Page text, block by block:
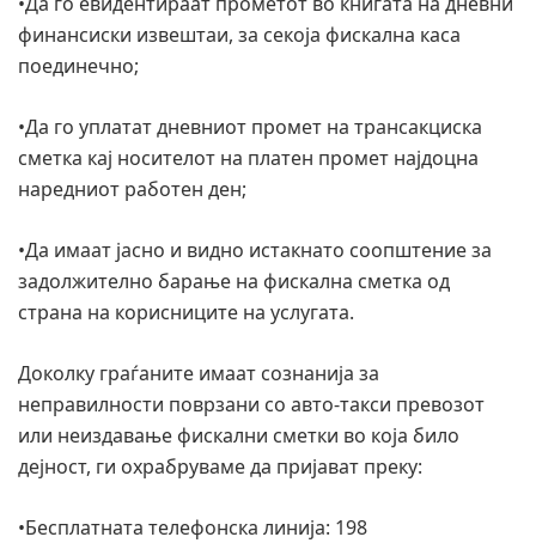
финансиски извештаи, за секоја фискална каса
поединечно;
•Да го уплатат дневниот промет на трансакциска
сметка кај носителот на платен промет најдоцна
наредниот работен ден;
•Да имаат јасно и видно истакнато соопштение за
задолжително барање на фискална сметка од
страна на корисниците на услугата.
Доколку граѓаните имаат сознанија за
неправилности поврзани со авто-такси превозот
или неиздавање фискални сметки во која било
дејност, ги охрабруваме да пријават преку:
•Бесплатната телефонска линија: 198